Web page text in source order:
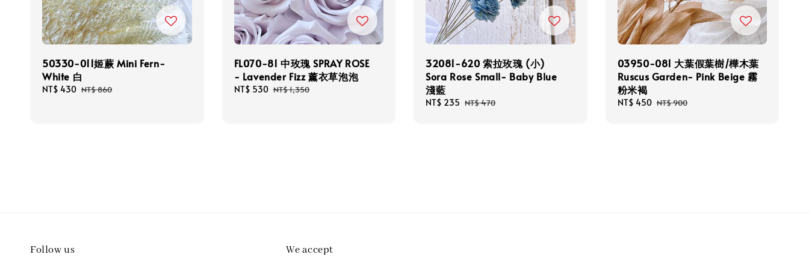
50330-011姬蕨 Mini Fern-
White 白
Sale
NT$ 430 Regular
NT$ 860
FL070-81 中玫瑰 SPRAY ROSE
- Lavender Fizz 薰衣草泡泡
Sale
NT$ 530 Regular
NT$ 1,350
32081-620 索拉玫瑰 (小)
Sora Rose Small- Baby Blue
淺藍
Sale
NT$ 235 Regular
NT$ 470
03950-081 大葉假葉樹/樺木葉
Ruscus Garden- Pink Beige 霧
粉米褐
Sale
NT$ 450 Regular
NT$ 900
Follow us We accept